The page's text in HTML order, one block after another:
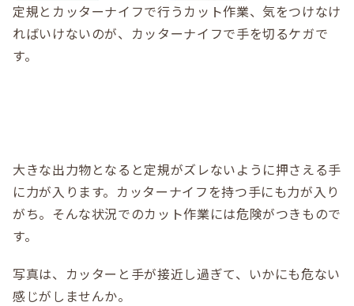
定規とカッターナイフで行うカット作業、気をつけなけ
ればいけないのが、カッターナイフで手を切るケガで
す。
大きな出力物となると定規がズレないように押さえる手
に力が入ります。カッターナイフを持つ手にも力が入り
がち。そんな状況でのカット作業には危険がつきもので
す。
写真は、カッターと手が接近し過ぎて、いかにも危ない
感じがしませんか。